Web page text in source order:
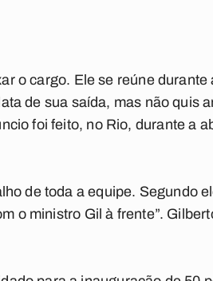
o cargo. Ele se reúne durante
de sua saída, mas não quis
foi feito, no Rio, durante a
de toda a equipe. Segundo
o ministro Gil à frente”.